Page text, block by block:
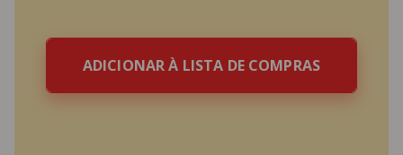
ADICIONAR À LISTA DE COMPRAS